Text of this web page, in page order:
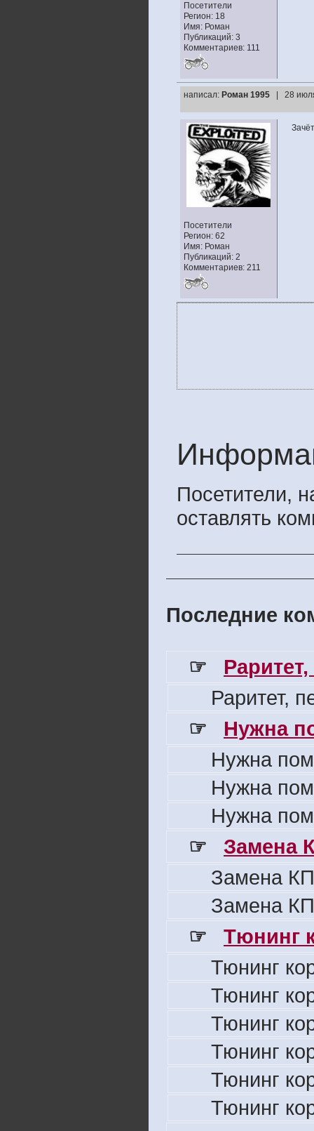
Посетители
Регион: 18
Имя: Роман
Публикаций: 3
Комментариев: 111
написал: Роман 1995 | 28
Посетители
Регион: 62
Имя: Роман
Публикаций: 2
Комментариев: 211
Посетители,
оставлять
Последние
☞
Раритет,
☞
Нужна
Нужна
Нужна
Нужна
☞
Замена
Замена
Замена
☞
Тюнинг
Тюнинг
Тюнинг
Тюнинг
Тюнинг
Тюнинг
Тюнинг